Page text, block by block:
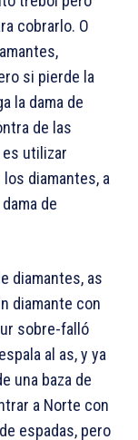
cobrarlo. O
si pierde la
la dama de
de las
es utilizar
diamantes, a
de
diamantes, as
diamante con
sobre-falló
al as, y ya
una baza de
a Norte con
espadas, pero